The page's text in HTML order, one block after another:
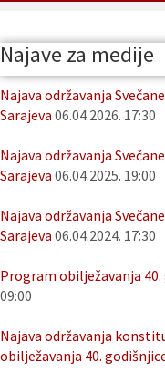
Najave za medije
Najava održavanja
Sarajeva 06.04.2026. 17:30
Najava održavanja
Sarajeva 06.04.2025. 19:00
Najava održavanja
Sarajeva 06.04.2024. 17:30
Program obilježavanja 40.
09:00
Najava održavanja
obilježavanja 40.